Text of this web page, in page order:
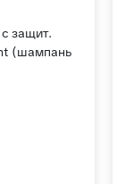
защит.
(шампань